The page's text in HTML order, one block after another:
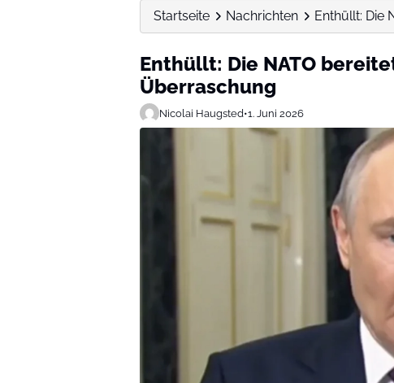
Startseite Nachrichten Enthüllt: Die
Enthüllt: Die NATO
Überraschung
Nicolai Haugsted•1. Juni 2026